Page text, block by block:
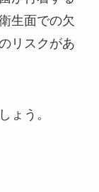
生面での欠
リスクがあ
ょう。